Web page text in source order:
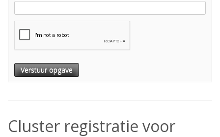
Verstuur opgave
Cluster registratie voor